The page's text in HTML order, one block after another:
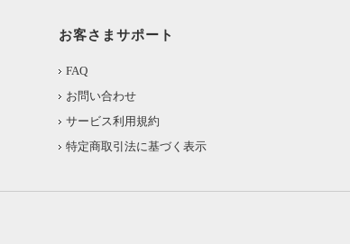
お客さまサポート
FAQ
お問い合わせ
サービス利用規約
特定商取引法に基づく表示